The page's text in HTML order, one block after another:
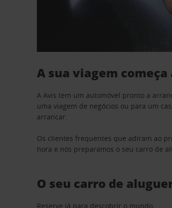
A sua viagem começa
A Avis tem um automóvel pronto a
uma viagem de negócios ou para um
arrancar.
Os clientes frequentes que adiram ao
hora e nós preparamos o seu carro de
O seu carro de
Reserve já para descobrir o mundo.